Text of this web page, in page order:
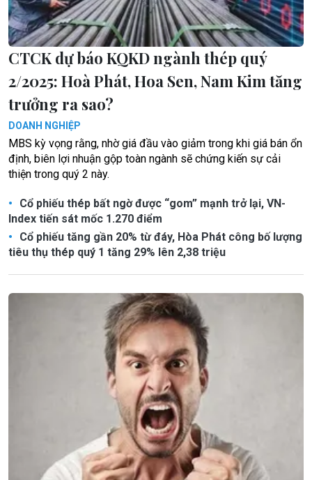
CTCK dự báo KQKD ngành thép quý
2/2025: Hoà Phát, Hoa Sen, Nam Kim tăng
trưởng ra sao?
DOANH NGHIỆP
MBS kỳ vọng rằng, nhờ giá đầu vào giảm trong khi giá bán ổn
định, biên lợi nhuận gộp toàn ngành sẽ chứng kiến sự cải
thiện trong quý 2 này.
Cổ phiếu thép bất ngờ được “gom” mạnh trở lại, VN-
Index tiến sát mốc 1.270 điểm
Cổ phiếu tăng gần 20% từ đáy, Hòa Phát công bố lượng
tiêu thụ thép quý 1 tăng 29% lên 2,38 triệu